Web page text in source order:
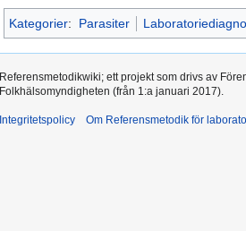
Kategorier: Parasiter
Referensmetodikwiki; ett projekt som drivs av
Folkhälsomyndigheten (från 1:a januari 2017).
Integritetspolicy Om Referensmetodik för